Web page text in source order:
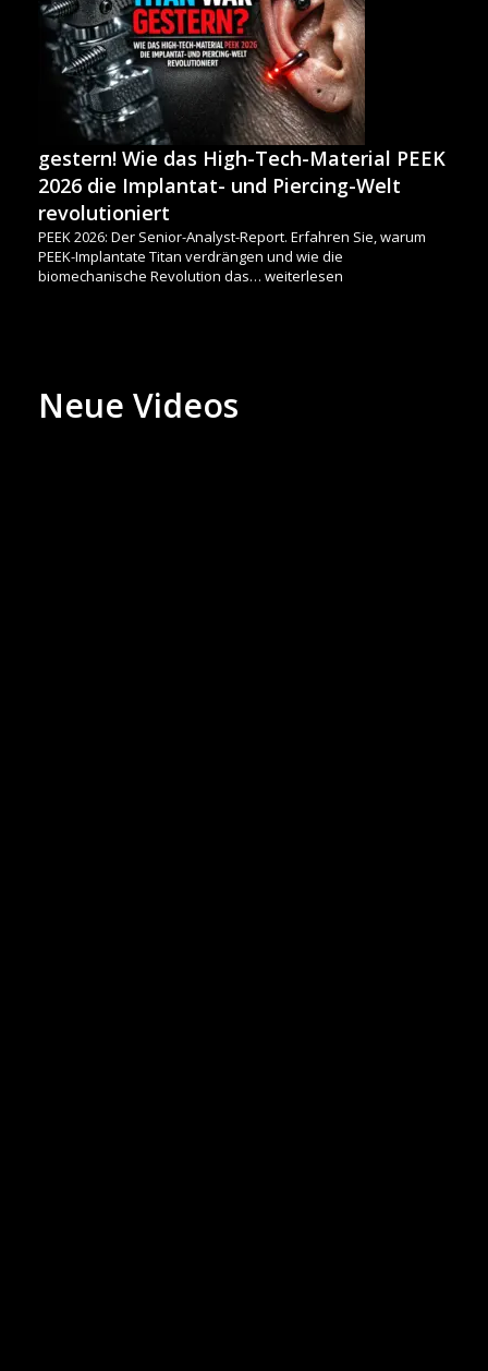
gestern! Wie das High-Tech-Material PEEK
2026 die Implantat- und Piercing-Welt
revolutioniert
PEEK 2026: Der Senior-Analyst-Report. Erfahren Sie, warum
PEEK-Implantate Titan verdrängen und wie die
biomechanische Revolution das… weiterlesen
Neue Videos